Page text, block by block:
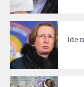
Ide